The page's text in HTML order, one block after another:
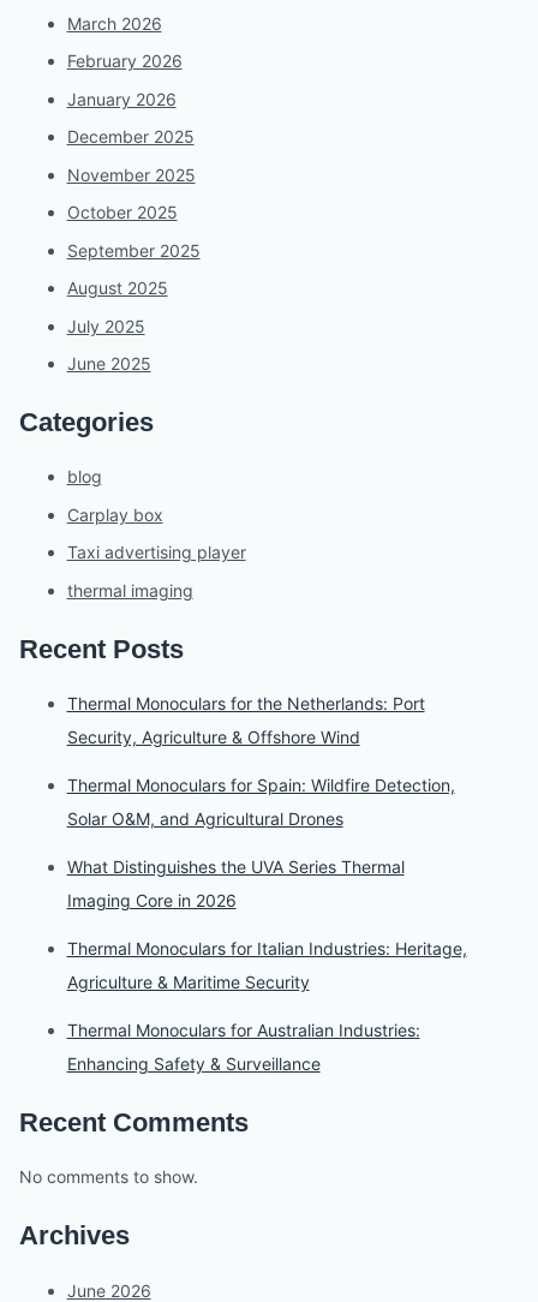
March 2026
February 2026
January 2026
December 2025
November 2025
October 2025
September 2025
August 2025
July 2025
June 2025
Categories
blog
Carplay box
Taxi advertising player
thermal imaging
Recent Posts
Thermal Monoculars for the Netherlands: Port
Security, Agriculture & Offshore Wind
Thermal Monoculars for Spain: Wildfire Detection,
Solar O&M, and Agricultural Drones
What Distinguishes the UVA Series Thermal
Imaging Core in 2026
Thermal Monoculars for Italian Industries: Heritage,
Agriculture & Maritime Security
Thermal Monoculars for Australian Industries:
Enhancing Safety & Surveillance
Recent Comments
No comments to show.
Archives
June 2026